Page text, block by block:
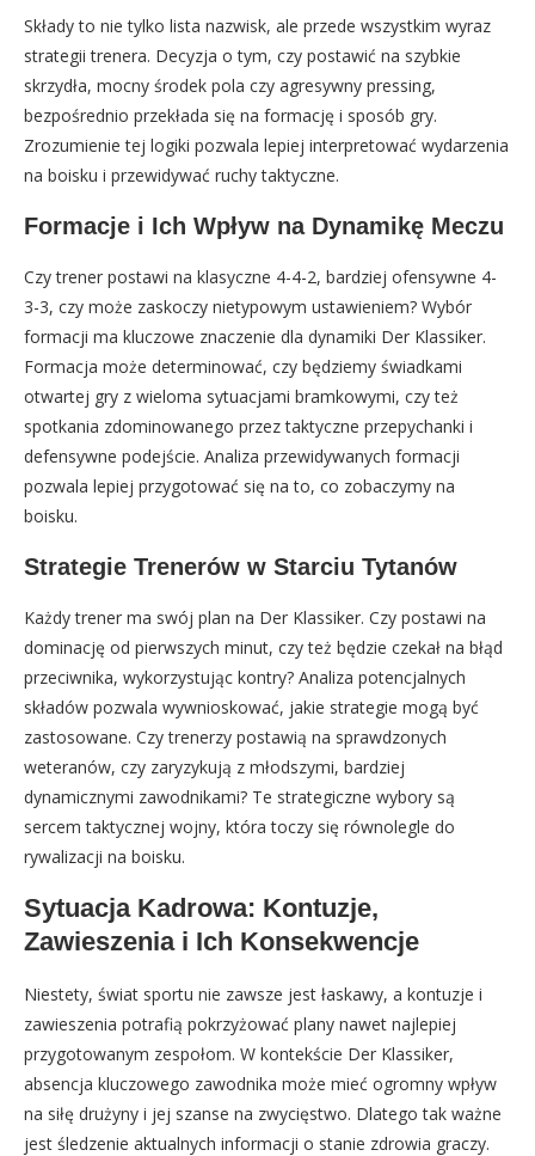
Składy to nie tylko lista nazwisk, ale przede wszystkim wyraz
strategii trenera. Decyzja o tym, czy postawić na szybkie
skrzydła, mocny środek pola czy agresywny pressing,
bezpośrednio przekłada się na formację i sposób gry.
Zrozumienie tej logiki pozwala lepiej interpretować wydarzenia
na boisku i przewidywać ruchy taktyczne.
Formacje i Ich Wpływ na Dynamikę Meczu
Czy trener postawi na klasyczne 4-4-2, bardziej ofensywne 4-
3-3, czy może zaskoczy nietypowym ustawieniem? Wybór
formacji ma kluczowe znaczenie dla dynamiki Der Klassiker.
Formacja może determinować, czy będziemy świadkami
otwartej gry z wieloma sytuacjami bramkowymi, czy też
spotkania zdominowanego przez taktyczne przepychanki i
defensywne podejście. Analiza przewidywanych formacji
pozwala lepiej przygotować się na to, co zobaczymy na
boisku.
Strategie Trenerów w Starciu Tytanów
Każdy trener ma swój plan na Der Klassiker. Czy postawi na
dominację od pierwszych minut, czy też będzie czekał na błąd
przeciwnika, wykorzystując kontry? Analiza potencjalnych
składów pozwala wywnioskować, jakie strategie mogą być
zastosowane. Czy trenerzy postawią na sprawdzonych
weteranów, czy zaryzykują z młodszymi, bardziej
dynamicznymi zawodnikami? Te strategiczne wybory są
sercem taktycznej wojny, która toczy się równolegle do
rywalizacji na boisku.
Sytuacja Kadrowa: Kontuzje,
Zawieszenia i Ich Konsekwencje
Niestety, świat sportu nie zawsze jest łaskawy, a kontuzje i
zawieszenia potrafią pokrzyżować plany nawet najlepiej
przygotowanym zespołom. W kontekście Der Klassiker,
absencja kluczowego zawodnika może mieć ogromny wpływ
na siłę drużyny i jej szanse na zwycięstwo. Dlatego tak ważne
jest śledzenie aktualnych informacji o stanie zdrowia graczy.